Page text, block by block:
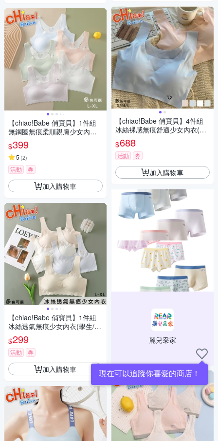
【chiao!Babe 俏寶貝】1件組
無鋼圈無痕柔順親膚少女內衣(L
-XL/無鋼圈/學生/兒童/少女/5色
可選)
$399
5 (2)
活動 券
加入購物車
【chiao!Babe 俏寶貝】1件組
冰絲透氣無痕少女內衣(學生/兒
童/L-XL/五色可選)
$299
活動 券
加入購物車
【chiao!Babe 俏寶貝】4件組
冰絲裸感無痕舒適少女內衣(S/
M/L 成長型內衣/無鋼圈/學生/兒
童/少女/4色)
$688
活動 券
加入購物車
麗兒采家
現在可以追蹤你喜愛的商店！